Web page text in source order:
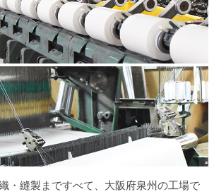
・縫製まですべて、大阪府泉州の工場で